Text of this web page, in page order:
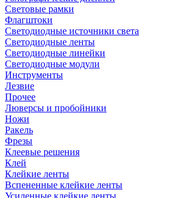
Световые рамки
Флагштоки
Светодиодные источники света
Светодиодные ленты
Светодиодные линейки
Светодиодные модули
Инструменты
Лезвие
Прочее
Люверсы и пробойники
Ножи
Ракель
Фрезы
Клеевые решения
Клей
Клейкие ленты
Вспененные клейкие ленты
Усиленные клейкие ленты